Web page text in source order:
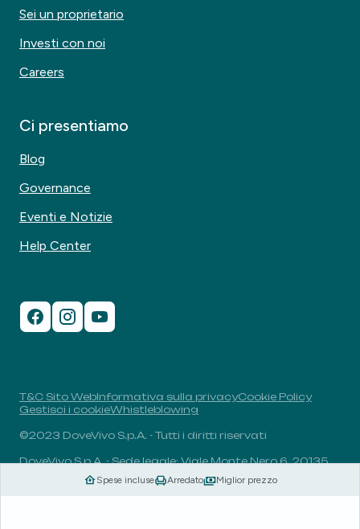
Spese incluse Arredato Miglior prezzo
Sei un proprietario
Investi con noi
Careers
Ci presentiamo
Blog
Governance
Eventi e Notizie
Help Center
T&C Sito WebInformativa sulla privacyCookie Policy
Gestisci i cookieWhistleblowing
©2023 DoveVivo S.p.A. - Tutti i diritti riservati
DoveVivo S.p.A. - Sede legale: Viale Monte Nero 6, 20135,
Milano, Italia - P.I.: 00406960732 - R.E.A.: MI-1838078 -
Capitale sociale: 1.829.649,81 euro i.v.